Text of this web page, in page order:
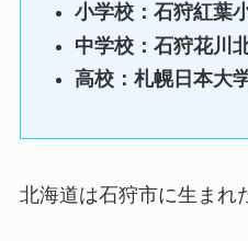
小学校：石狩紅葉
中学校：石狩花川
高校：札幌日本大
北海道は石狩市に生まれ